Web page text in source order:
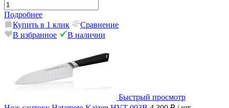
Подробнее
Купить в 1 клик
Сравнение
В избранное
В наличии
Быстрый просмотр